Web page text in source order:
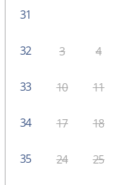
31
32 3 4
33 10 11
34 17 18
35 24 25